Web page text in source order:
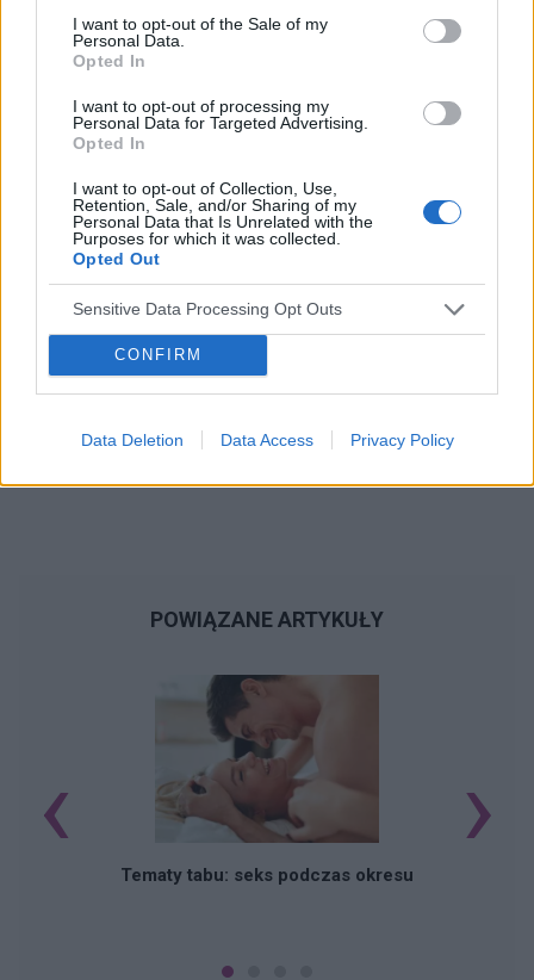
I want to opt-out of the Sale of my
Personal Data.
Opted In
I want to opt-out of processing my
Personal Data for Targeted Advertising.
Opted In
I want to opt-out of Collection, Use,
Retention, Sale, and/or Sharing of my
Personal Data that Is Unrelated with the
Purposes for which it was collected.
Opted Out
Sensitive Data Processing Opt Outs
CONFIRM
Data Deletion Data Access Privacy Policy
nim wiecej sie wypowiedzieć. Będę wdzięczna
Tematy miesiączka ginekologia
Reklama:
POWIĄZANE ARTYKUŁY
Tematy tabu: seks podczas okresu
‹ ›